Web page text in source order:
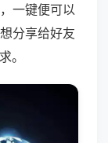
一键便可以
分享给好友
。